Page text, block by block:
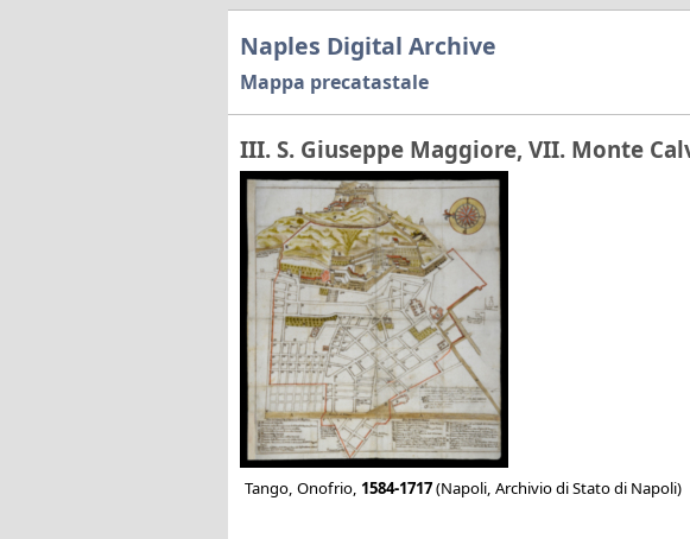
Naples Digital Archive
Mappa precatastale
III. S. Giuseppe Maggiore, VII. Monte
Tango, Onofrio, 1584-1717(Napoli, Archivio di Stato di Napoli)